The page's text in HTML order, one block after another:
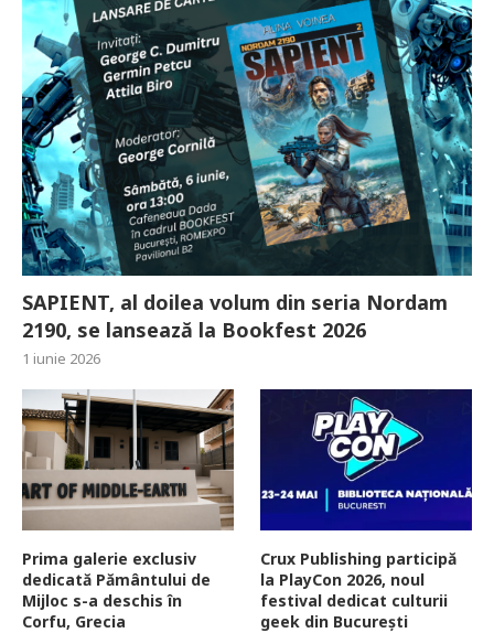
SAPIENT, al doilea volum din seria Nordam
2190, se lansează la Bookfest 2026
1 iunie 2026
Prima galerie exclusiv
dedicată Pământului de
Mijloc s-a deschis în
Corfu, Grecia
Crux Publishing participă
la PlayCon 2026, noul
festival dedicat culturii
geek din București